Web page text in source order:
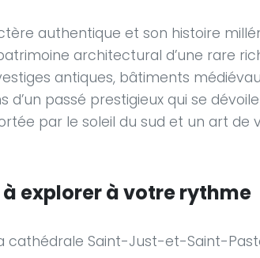
authentique et son histoire
architectural d’une rare
antiques, bâtiments
passé prestigieux qui se
par le soleil du sud et un art de
explorer à votre rythme
cathédrale Saint-Just-et-Saint-